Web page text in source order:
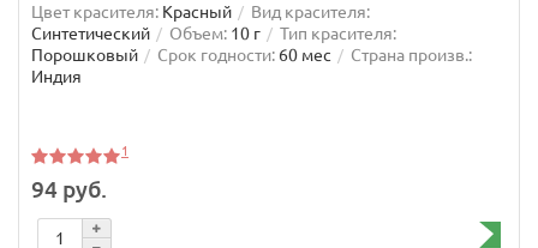
Цвет красителя: Красный
Вид красителя:
Синтетический
Объем: 10 г
Тип красителя:
Порошковый
Срок годности: 60 мес
Страна произв.:
Индия
1
94 руб.